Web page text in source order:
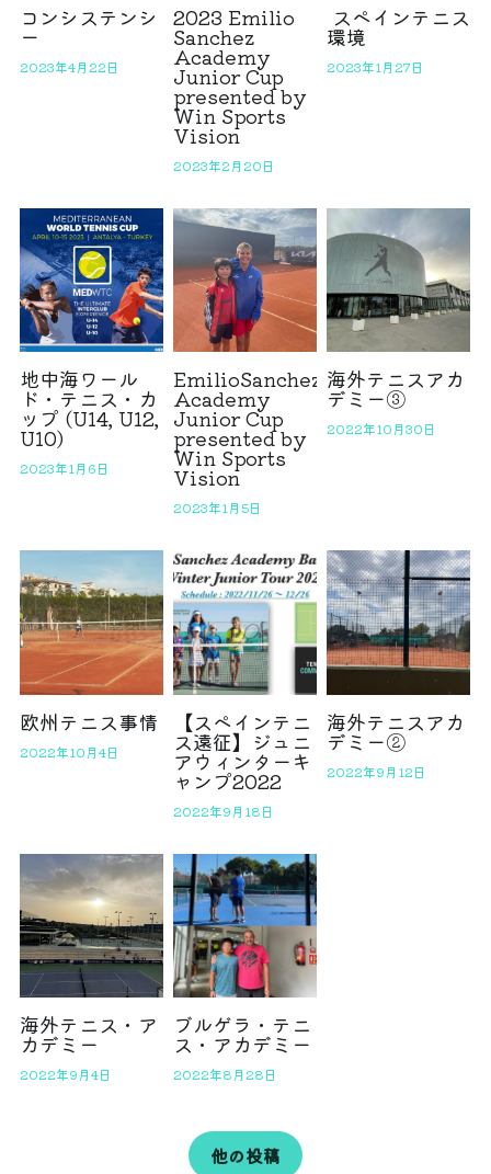
コンシステンシ
ー
2023年4月22日
2023 Emilio
Sanchez
Academy
Junior Cup
presented by
Win Sports
Vision
2023年2月20日
スペインテニス
環境
2023年1月27日
地中海ワール
ド・テニス・カ
ップ (U14, U12,
U10)
2023年1月6日
EmilioSanchez
Academy
Junior Cup
presented by
Win Sports
Vision
2023年1月5日
海外テニスアカ
デミー③
2022年10月30日
欧州テニス事情
2022年10月4日
【スペインテニ
ス遠征】ジュニ
アウィンターキ
ャンプ2022
2022年9月18日
海外テニスアカ
デミー②
2022年9月12日
海外テニス・ア
カデミー
2022年9月4日
ブルゲラ・テニ
ス・アカデミー
2022年8月28日
他の投稿